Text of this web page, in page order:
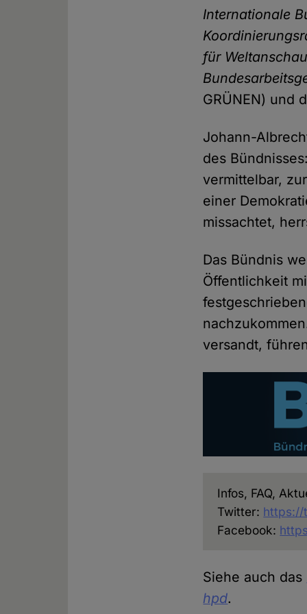
Internationale
für
GRÜNEN) und
Johann-
des
vermittelbar,
einer
missachtet,
Das Bündnis
Öffentlichkeit
versandt,
Infos, FAQ,
Twitter: https://
Facebook:
Siehe auch das
hpd.